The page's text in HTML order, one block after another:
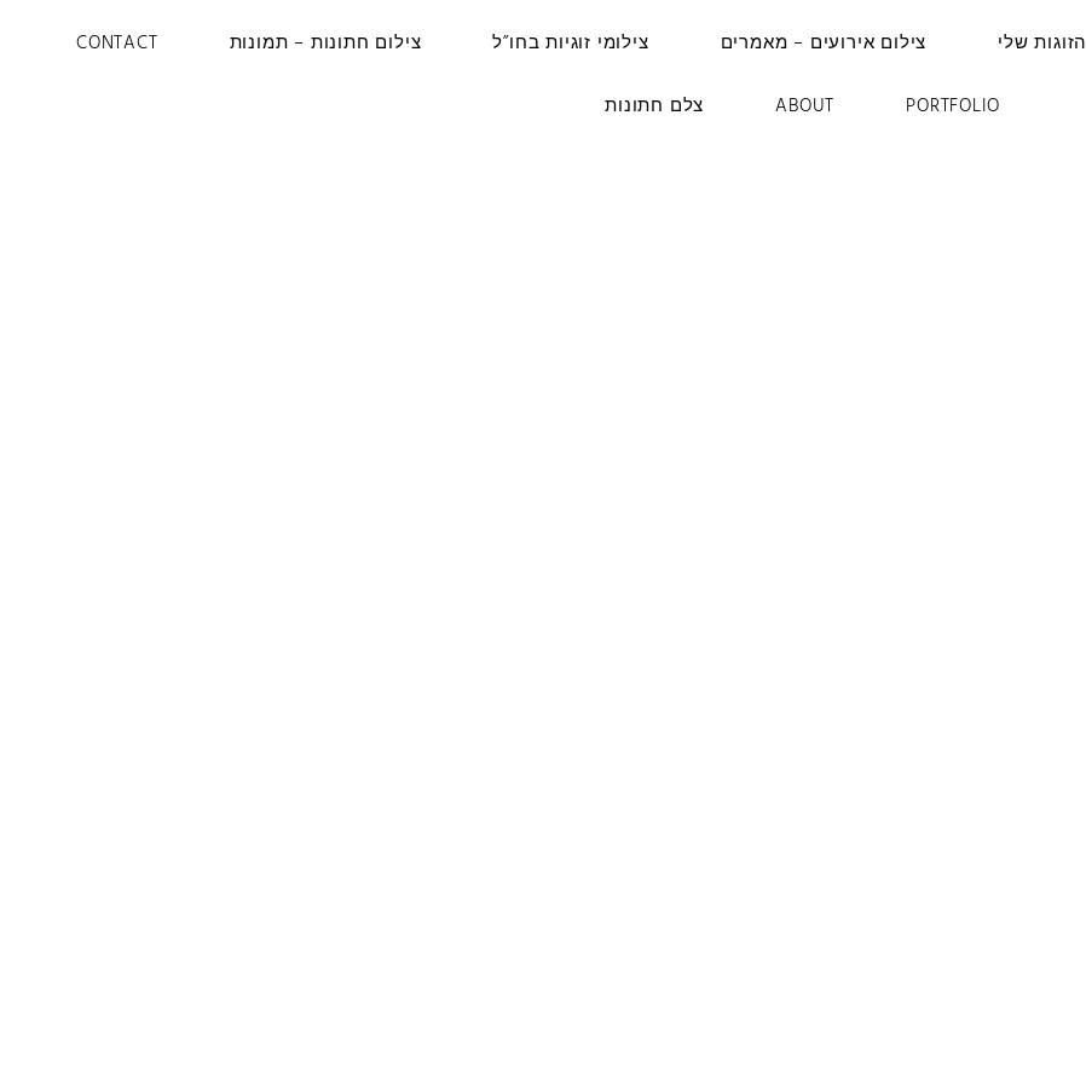
הזוגות שלי צילום אירועים – מאמרים צילומי זוגיות בחו”ל צילום חתונות – תמונות CONTACT
PORTFOLIO
ABOUT צלם חתונות